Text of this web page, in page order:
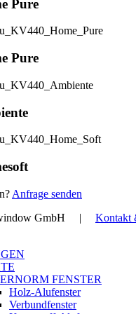
Pure
Pure
Anfrage senden
GmbH | Kontakt
FENSTER
Holz-Alufenster
Verbundfenster